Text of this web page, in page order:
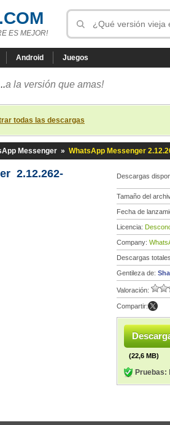
ES MEJOR!
Android Juegos
a la versión que amas!
todas las descargas
Messenger » WhatsApp Messenger
2.12.262-
Descargas
Tamaño del
Fecha de
Licencia:
Company:
Descargas
Gentileza de:
Valoración:
Compartir:
(22,6 MB)
Pruebas: